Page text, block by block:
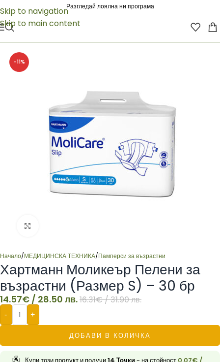
Skip to navigation
Skip to main content
Разгледай лоялна ни програма
-11%
Начало/МЕДИЦИНСКА ТЕХНИКА/Памперси за възрастни
Хартманн Моликеър Пелени за
възрастни (Размер S) – 30 бр
14.57€ / 28.50 лв.16.31€/ 31.90 лв.
- +
ДОБАВИ В КОЛИЧКА